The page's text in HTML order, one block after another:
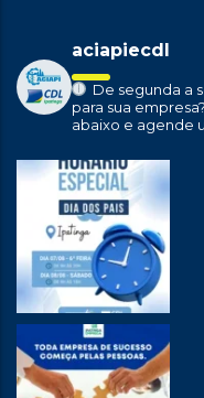
aciapiecdl
De segunda a
para sua empresa?
abaixo e agende